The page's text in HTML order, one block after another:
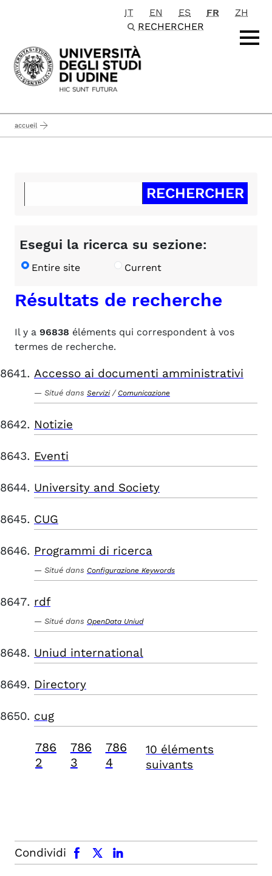
Passa al contenuto principale
IT EN ES FR
ZH
RECHERCHER
accueil
Esegui la ricerca su sezione:
Entire site Current
Résultats de recherche
Il y a 96838 éléments qui correspondent à vos
termes de recherche.
Accesso ai documenti amministrativi
Situé dans Servizi / Comunicazione
Notizie
Eventi
University and Society
CUG
Programmi di ricerca
Situé dans Configurazione Keywords
rdf
Situé dans OpenData Uniud
Uniud international
Directory
cug
786
2
786
3
786
4
10 éléments
suivants
Condividi
facebook x.com linkedin